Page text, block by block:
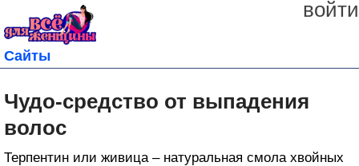
войти
Сайты
Чудо-средство от выпадения
волос
Терпентин или живица – натуральная смола хвойных